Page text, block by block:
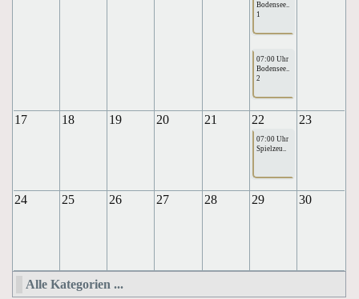
Bodensee..
1
07:00 Uhr
Bodensee..
2
17 18 19 20 21 22 23
07:00 Uhr
Spielzeu..
24 25 26 27 28 29 30
Alle Kategorien ...